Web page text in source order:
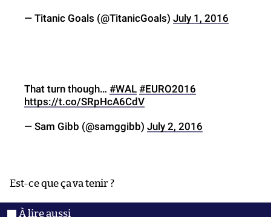
— Titanic Goals (@TitanicGoals) July 1, 2016
That turn though… #WAL #EURO2016
https://t.co/SRpHcA6CdV
— Sam Gibb (@samggibb) July 2, 2016
Est-ce que ça va tenir ?